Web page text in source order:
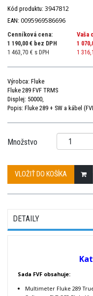
Kód produktu: 3947812
EAN: 0095969586696
Cenníková cena:
1 190,00 € bez DPH
1 463,70 € s DPH
Vaša
1
1
Výrobca: Fluke
Fluke 289 FVF TRMS
Displej: 50000,
Popis: Fluke 289 + SW a kábel
Množstvo
VLOŽIŤ DO KOŠÍKA
DETAILY
Sada FVF obsahuje:
Multimeter Fluke 289